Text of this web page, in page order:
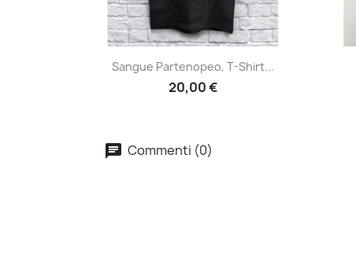
Anteprima
Sangue Partenopeo, T-Shirt...
20,00 €
Commenti (0)